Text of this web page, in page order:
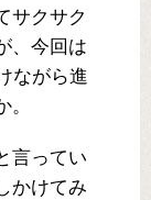
サクサク
、今回は
ながら進
言ってい
かけてみ